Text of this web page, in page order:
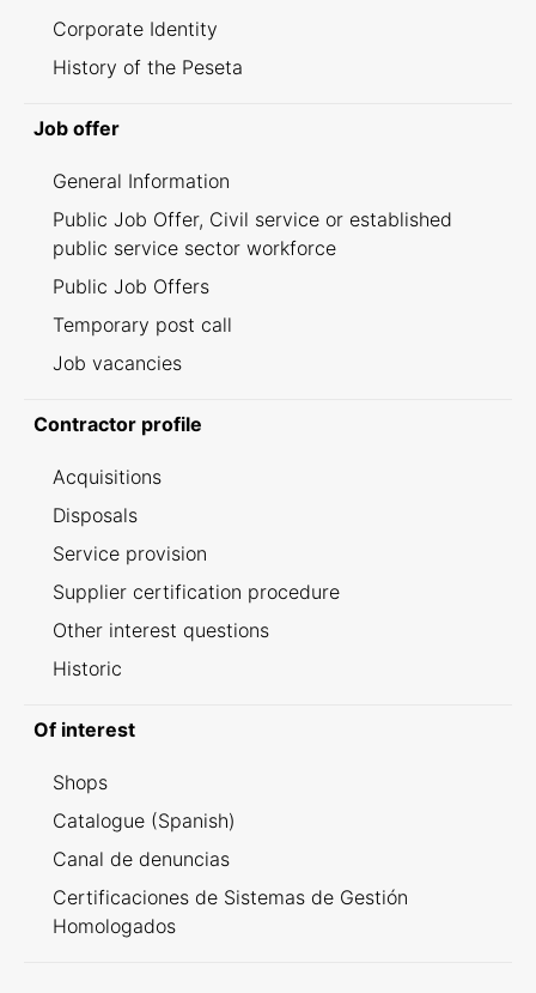
Corporate Identity
History of the Peseta
Job offer
General Information
Public Job Offer, Civil service or established
public service sector workforce
Public Job Offers
Temporary post call
Job vacancies
Contractor profile
Acquisitions
Disposals
Service provision
Supplier certification procedure
Other interest questions
Historic
Of interest
Shops
Catalogue (Spanish)
Canal de denuncias
Certificaciones de Sistemas de Gestión
Homologados